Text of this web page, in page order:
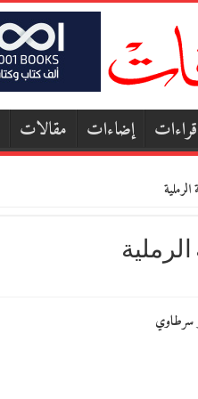
قراءات إضاءات مقالات
سرطاوي